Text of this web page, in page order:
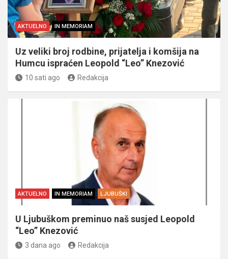
AKTUELNO IN MEMORIAM
Uz veliki broj rodbine, prijatelja i komšija na
Humcu ispraćen Leopold “Leo” Knezović
10 sati ago Redakcija
AKTUELNO IN MEMORIAM LJUBUŠKI
U Ljubuškom preminuo naš susjed Leopold
“Leo” Knezović
3 dana ago Redakcija